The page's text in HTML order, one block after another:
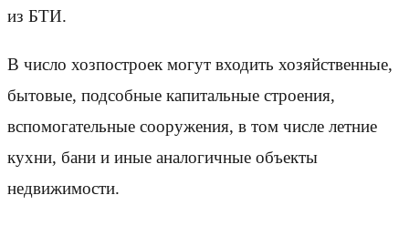
из БТИ.
В число хозпостроек могут входить хозяйственные,
бытовые, подсобные капитальные строения,
вспомогательные сооружения, в том числе летние
кухни, бани и иные аналогичные объекты
недвижимости.